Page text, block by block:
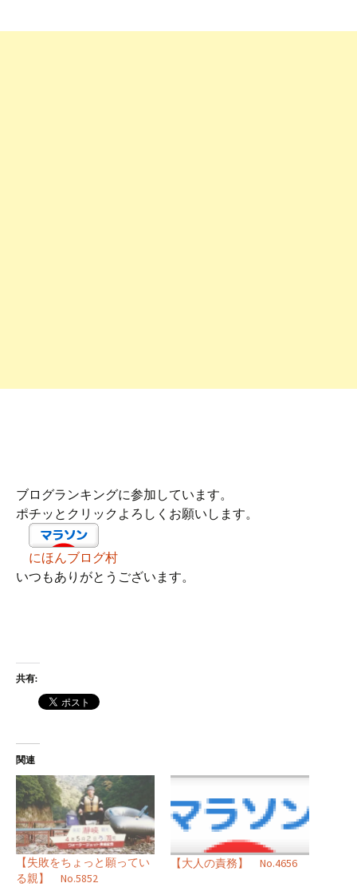
ブログランキングに参加しています。
ポチッとクリックよろしくお願いします。
にほんブログ村
いつもありがとうございます。
共有:
関連
【失敗をちょっと願ってい
る親】 No.5852
【大人の責務】 No.4656